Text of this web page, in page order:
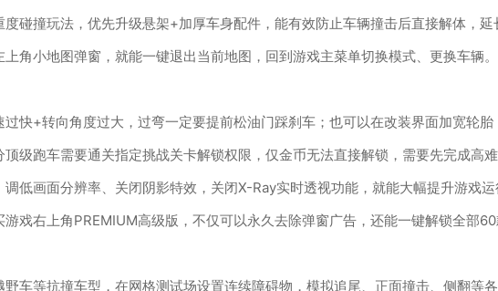
碰撞玩法，优先升级悬架+加厚车身配件，能有效防止车辆撞击后直接解体，延
角小地图弹窗，就能一键退出当前地图，回到游戏主菜单切换模式、更换车辆。
快+转向角度过大，过弯一定要提前松油门踩刹车；也可以在改装界面加宽轮胎
级跑车需要通关指定挑战关卡解锁权限，仅金币无法直接解锁，需要先完成高难
低画面分辨率、关闭阴影特效，关闭X-Ray实时透视功能，就能大幅提升游戏运
戏右上角PREMIUM高级版，不仅可以永久去除弹窗广告，还能一键解锁全部60
车等抗撞车型，在网格测试场设置连续障碍物，模拟追尾、正面撞击、侧翻等